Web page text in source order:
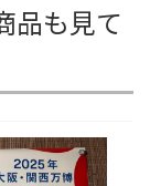
品も見て